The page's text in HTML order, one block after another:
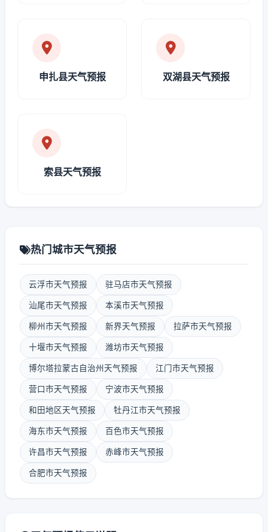
申扎县天气预报 双湖县天气预报
索县天气预报
热门城市天气预报
云浮市天气预报 驻马店市天气预报
汕尾市天气预报 本溪市天气预报
柳州市天气预报 新界天气预报 拉萨市天气预报
十堰市天气预报 潍坊市天气预报
博尔塔拉蒙古自治州天气预报 江门市天气预报
营口市天气预报 宁波市天气预报
和田地区天气预报 牡丹江市天气预报
海东市天气预报 百色市天气预报
许昌市天气预报 赤峰市天气预报
合肥市天气预报